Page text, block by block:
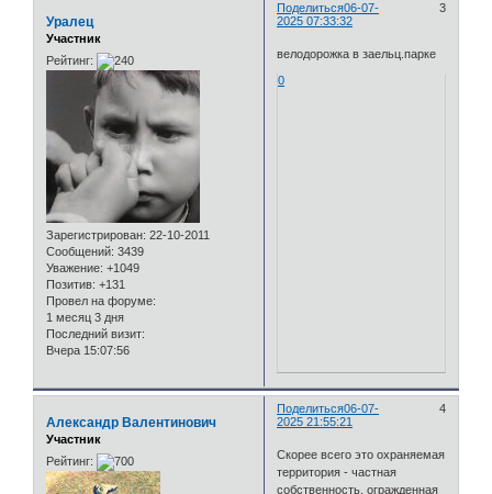
Поделиться 3
06-07-
2025 07:33:32
Уралец
Участник
Рейтинг:
Зарегистрирован: 22-10-2011
Сообщений: 3439
Уважение: +1049
Позитив: +131
Провел на форуме:
1 месяц 3 дня
Последний визит:
Вчера 15:07:56
велодорожка в заельц.парке
0
Поделиться 4
06-07-
2025 21:55:21
Александр Валентинович
Участник
Рейтинг:
Скорее всего это охраняемая
территория - частная
собственность, огражденная